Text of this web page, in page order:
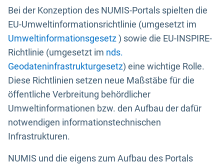
Bei der Konzeption des NUMIS-Portals spielten die
EU-Umweltinformationsrichtlinie (umgesetzt im
Umweltinformationsgesetz) sowie die EU-INSPIRE-
Richtlinie (umgesetzt im nds.
Geodateninfrastrukturgesetz) eine wichtige Rolle.
Diese Richtlinien setzen neue Maßstäbe für die
öffentliche Verbreitung behördlicher
Umweltinformationen bzw. den Aufbau der dafür
notwendigen informationstechnischen
Infrastrukturen.
NUMIS und die eigens zum Aufbau des Portals